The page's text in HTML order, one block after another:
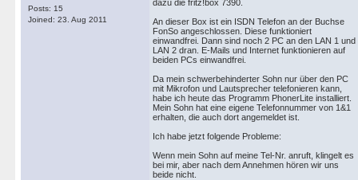
Posts: 15
Joined: 23. Aug 2011
dazu die fritz!box 7390.
An dieser Box ist ein ISDN Telefon an der Buchse
FonSo angeschlossen. Diese funktioniert
einwandfrei. Dann sind noch 2 PC an den LAN 1 und
LAN 2 dran. E-Mails und Internet funktionieren auf
beiden PCs einwandfrei.
Da mein schwerbehinderter Sohn nur über den PC
mit Mikrofon und Lautsprecher telefonieren kann,
habe ich heute das Programm PhonerLite installiert.
Mein Sohn hat eine eigene Telefonnummer von 1&1
erhalten, die auch dort angemeldet ist.
Ich habe jetzt folgende Probleme:
Wenn mein Sohn auf meine Tel-Nr. anruft, klingelt es
bei mir, aber nach dem Annehmen hören wir uns
beide nicht.